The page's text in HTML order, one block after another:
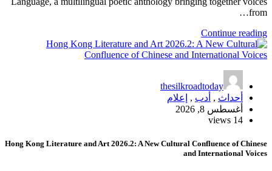
Hong Kong Literature and Art 2026.2: A New